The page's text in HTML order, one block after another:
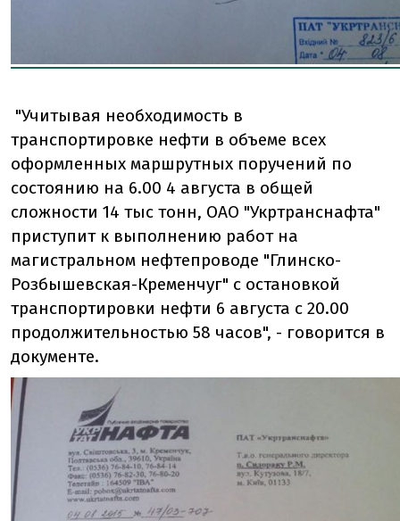
"Учитывая необходимость в
транспортировке нефти в объеме всех
оформленных маршрутных поручений по
состоянию на 6.00 4 августа в общей
сложности 14 тыс тонн, ОАО "Укртранснафта"
приступит к выполнению работ на
магистральном нефтепроводе "Глинско-
Розбышевская-Кременчуг" с остановкой
транспортировки нефти 6 августа с 20.00
продолжительностью 58 часов", - говорится в
документе.